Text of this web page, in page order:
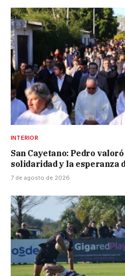
INTERIOR
San Cayetano: Pedro
solidaridad y la esperanza
7 de agosto de 2026